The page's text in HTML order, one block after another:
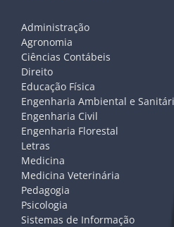
Administração
Agronomia
Ciências Contábeis
Direito
Educação Física
Engenharia Ambiental e
Engenharia Civil
Engenharia Florestal
Letras
Medicina
Medicina Veterinária
Pedagogia
Psicologia
Sistemas de Informação